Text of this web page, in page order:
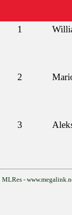
1
2
3
MLRes -